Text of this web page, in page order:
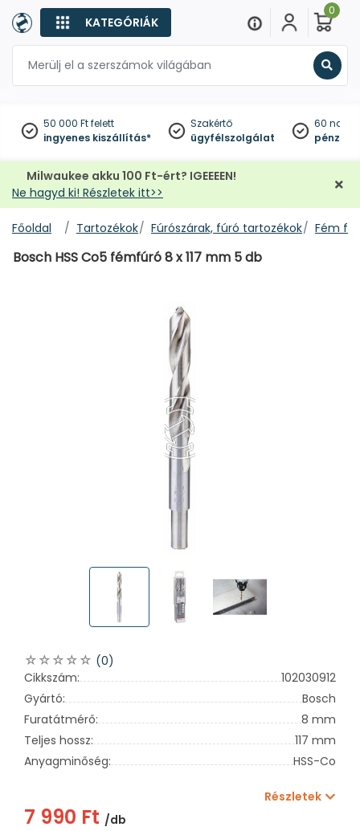
KATEGÓRIÁK
0
50 000 Ft felett
ingyenes kiszállítás*
Szakértő
ügyfélszolgálat
60
Milwaukee akku 100 Ft-ért? IGEEEEN!
Ne hagyd ki! Részletek itt>>
Főoldal Tartozékok Fúrószárak, fúró tartozékok Fém
Bosch HSS Co5 fémfúró 8 x 117 mm 5 db
(0)
Cikkszám:
102030912
Gyártó:
Bosch
Furatátmérő:
8 mm
Teljes hossz:
117 mm
Anyagminőség:
HSS-Co
Részletek
7 990 Ft /db